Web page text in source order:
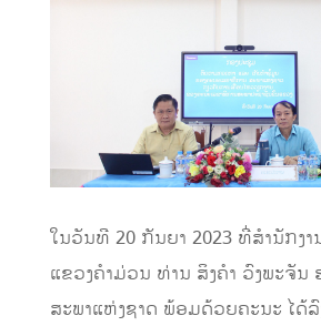
ໃນວັນທີ 20 ກັນຍາ 2023 ທີ່ສຳນັກງາ
ແຂວງຄໍາມ່ວນ ທ່ານ ສິງຄໍາ ວົງພະຈັນ
ສະພາແຫ່ງຊາດ ພ້ອມດ້ວຍຄະນະ ໄດ້